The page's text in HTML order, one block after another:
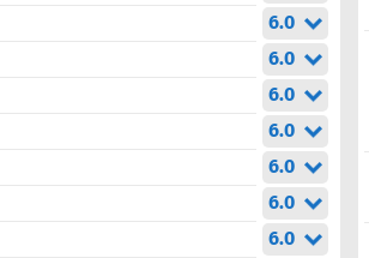
6.0
6.0
6.0
6.0
6.0
6.0
6.0